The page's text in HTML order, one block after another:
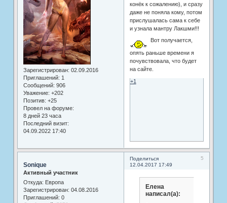
Зарегистрирован: 02.09.2016
Приглашений: 1
Сообщений: 906
Уважение: +202
Позитив: +25
Провел на форуме:
8 дней 23 часа
Последний визит:
04.09.2022 17:40
конёк к сожалению), и сразу
даже не поняла кому, потом
прислушалась сама к себе
и узнала мантру Лакшми!!!
Вот получается,
опять раньше времени я
почувствовала, что будет
на сайте.
+1
Поделиться
5
12.04.2017 17:49
Sonique
Активный участник
Откуда: Европа
Зарегистрирован: 04.08.2016
Приглашений: 0
Елена
написал(а):